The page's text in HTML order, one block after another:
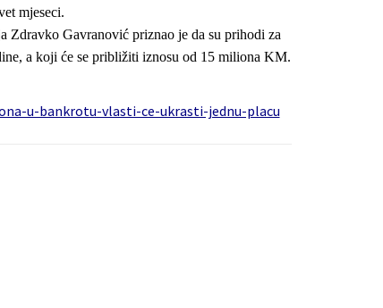
mjeseci.
Zdravko Gavranović priznao je da su prihodi za
a koji će se približiti iznosu od 15 miliona KM.
u-bankrotu-vlasti-ce-ukrasti-jednu-placu